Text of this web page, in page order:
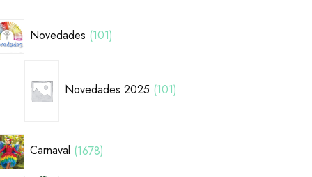
Novedades 101
Novedades 2025 101
Carnaval 1678